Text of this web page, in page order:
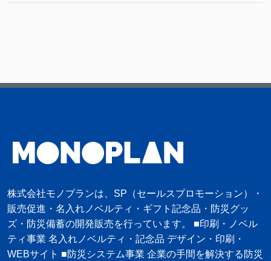
株式会社モノプランは、SP（セールスプロモーション）・
販売促進・名入れノベルティ・ギフト記念品・防災グッ
ズ・防災備蓄の開発販売を行っています。 ■印刷・ノベル
ティ事業 名入れノベルティ・記念品 デザイン・印刷・
WEBサイト ■防災システム事業 企業の手間を解決する防災